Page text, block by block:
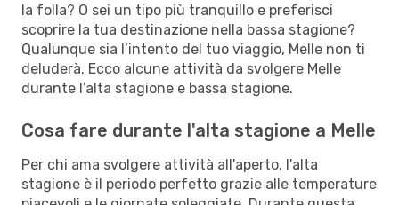
la folla? O sei un tipo più tranquillo e preferisci
scoprire la tua destinazione nella bassa stagione?
Qualunque sia l’intento del tuo viaggio, Melle non ti
deluderà. Ecco alcune attività da svolgere Melle
durante l’alta stagione e bassa stagione.
Cosa fare durante l'alta stagione a Melle
Per chi ama svolgere attività all'aperto, l'alta
stagione è il periodo perfetto grazie alle temperature